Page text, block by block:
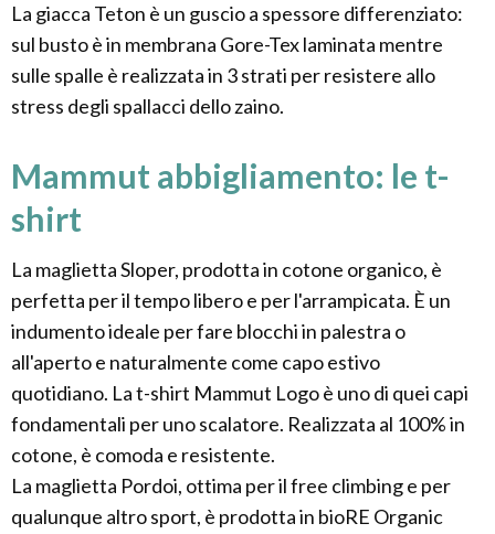
La giacca Teton è un guscio a spessore differenziato:
sul busto è in membrana Gore-Tex laminata mentre
sulle spalle è realizzata in 3 strati per resistere allo
stress degli spallacci dello zaino.
Mammut abbigliamento: le t-
shirt
La maglietta Sloper, prodotta in cotone organico, è
perfetta per il tempo libero e per l'arrampicata. È un
indumento ideale per fare blocchi in palestra o
all'aperto e naturalmente come capo estivo
quotidiano. La t-shirt Mammut Logo è uno di quei capi
fondamentali per uno scalatore. Realizzata al 100% in
cotone, è comoda e resistente.
La maglietta Pordoi, ottima per il free climbing e per
qualunque altro sport, è prodotta in bioRE Organic